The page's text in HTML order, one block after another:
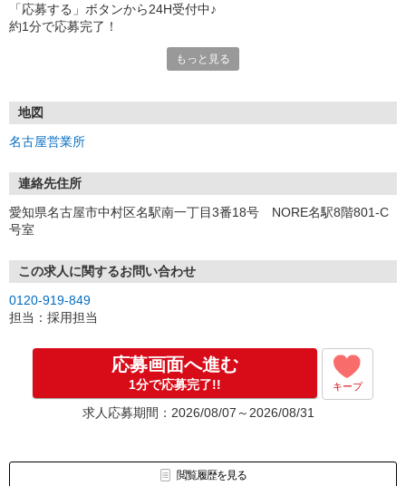
「応募する」ボタンから24H受付中♪
約1分で応募完了！
①応募から3営業日を目安に、メールorお電話でご連絡します。
★スマホでWEB面接（LINEなど）・出張面接・事務所面接と選べま
す
③面接実施（履歴書不要）
④勤務開始（スタート日は応相談）
お気軽にご応募ください♪
もっと見る
地図
名古屋営業所
連絡先住所
愛知県名古屋市中村区名駅南一丁目3番18号 NORE名駅8階801-C
号室
この求人に関するお問い合わせ
0120-919-849
担当：採用担当
応募画面へ進む
1分で応募完了!! キープ
求人応募期間：2026/08/07～2026/08/31
閲覧履歴を見る